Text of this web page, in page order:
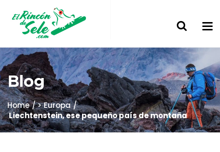
Blog
Home
> Europa
Liechtenstein, ese pequeño país de montaña